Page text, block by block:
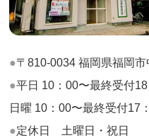
〒810-0034 福岡県福岡
平日 10：00〜最終受付
日曜 10：00〜最終受付17
定休日 土曜日・祝日